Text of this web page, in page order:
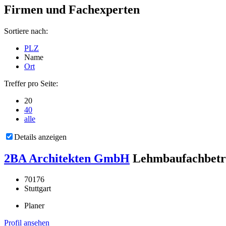
Firmen und Fachexperten
Sortiere nach:
PLZ
Name
Ort
Treffer pro Seite:
20
40
alle
Details anzeigen
2BA Architekten GmbH
70176
Stuttgart
Planer
Profil ansehen